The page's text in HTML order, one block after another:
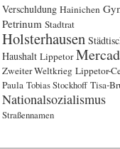
Verschuldung Hainichen
Petrinum Stadtrat
Holsterhausen
Haushalt Lippetor
Zweiter Weltkrieg Lippetor-
Paula Tobias Stockhoff Tisa-
Nationalsozialismus
Straßennamen